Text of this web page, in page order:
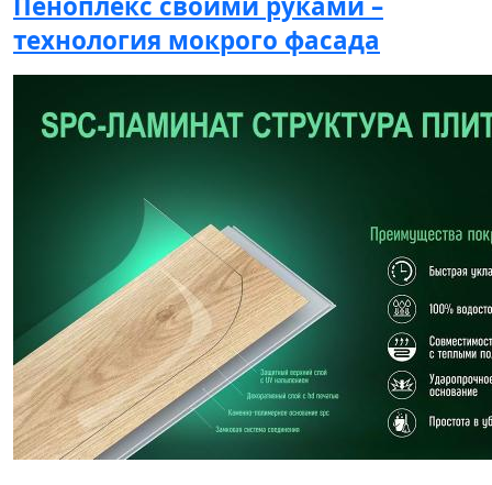
технология мокрого фасада